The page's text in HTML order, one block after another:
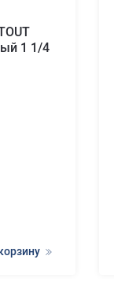
1 1/4